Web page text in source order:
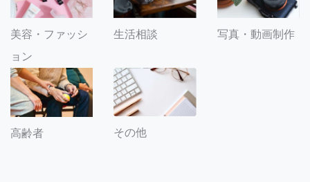
美容・ファッシ
ョン
生活相談 写真・動画制作
高齢者 その他